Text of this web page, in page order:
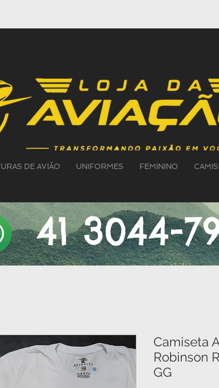
DE AVIÃO UNIFORMES FEMININO
41 3044-
Camiseta
Robinson
GG